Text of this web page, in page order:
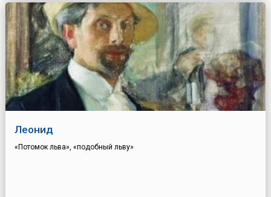
Леонид
«Потомок льва», «подобный льву»